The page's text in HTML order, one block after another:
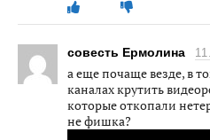
совесть Ермолина
а еще почаще везде, в
каналах крутить
которые откопали
не фишка?